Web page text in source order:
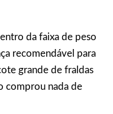
da faixa de peso
recomendável para
grande de fraldas
comprou nada de